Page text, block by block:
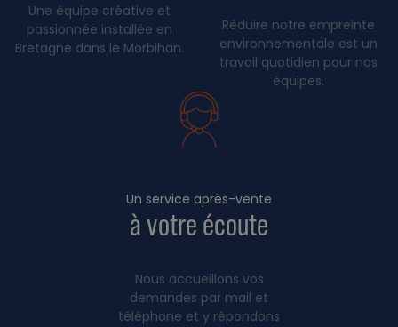
Une équipe créative et
passionnée installée en
Bretagne dans le Morbihan.
Réduire notre empreinte
environnementale est un
travail quotidien pour nos
équipes.
Un service après-vente
à votre écoute
Nous accueillons vos
demandes par mail et
téléphone et y répondons